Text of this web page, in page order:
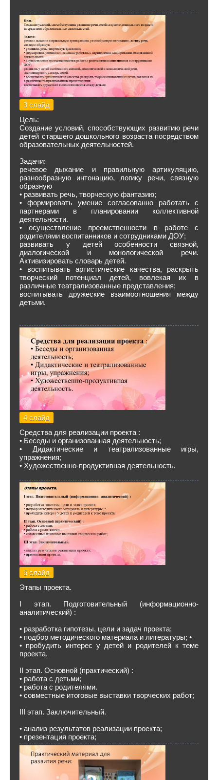
3 слайд
Цель:
Создание условий, способствующих развитию речи
детей старшего дошкольного возраста посредством
образовательных деятельностей.
Задачи:
речевое дыхание и правильную артикуляцию,
разнообразную интонацию, логику речи, связную
образную
• развивать речь, творческую фантазию;
• формировать умение согласованно работать с
партнерами в планировании коллективной
деятельности.
• осуществление преемственности в работе с
родителями воспитанников и сотрудниками ДОУ;
развивать у детей особенности связной,
диалогической и монологической речи.
Активизировать словарь детей.
• воспитывать артистические качества, раскрыть
творческий потенциал детей, вовлекая их в
различные театрализованные представления;
воспитывать дружеские взаимоотношения между
детьми.
4 слайд
Средства для реализации проекта :
• Беседы и организованная деятельность;
• Дидактические и театрализованные игры,
упражнения;
• Художественно-продуктивная деятельность.
5 слайд
Этапы проекта.
I этап. Подготовительный (информационно-
аналитический) :
• разработка гипотезы, цели и задач проекта;
• подбор методического материала и литературы; •
• пробудить интерес у детей и родителей к теме
проекта.
II этап. Основной (практический) :
• работа с детьми;
• работа с родителями.
• совместные итоговые выставки творческих работ;
III этап. Заключительный.
• анализ результатов реализации проекта;
• презентация проекта;